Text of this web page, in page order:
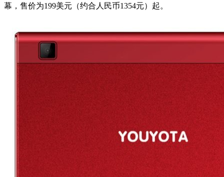
幕，售价为199美元（约合人民币1354元）起。